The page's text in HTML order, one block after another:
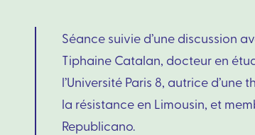
Séance suivie d’une discussion
Tiphaine Catalan, docteur en
l’Université Paris 8, autrice d’une
la résistance en Limousin, et
Republicano.